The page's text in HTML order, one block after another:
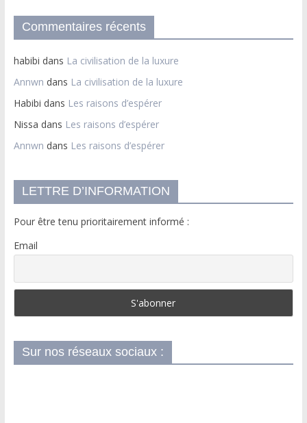
Commentaires récents
habibi dans La civilisation de la luxure
Annwn dans La civilisation de la luxure
Habibi dans Les raisons d’espérer
Nissa dans Les raisons d’espérer
Annwn dans Les raisons d’espérer
LETTRE D’INFORMATION
Pour être tenu prioritairement informé :
Email
Sur nos réseaux sociaux :